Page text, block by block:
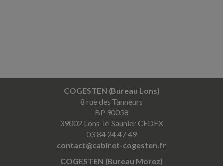
COGESTEN (Bureau Lons)
8 rue des Tanneurs
BP 90058
39002 Lons-le-Saunier CEDEX
03 84 24 47 49
contact@cabinet-cogesten.fr
COGESTEN (Bureau Morez)